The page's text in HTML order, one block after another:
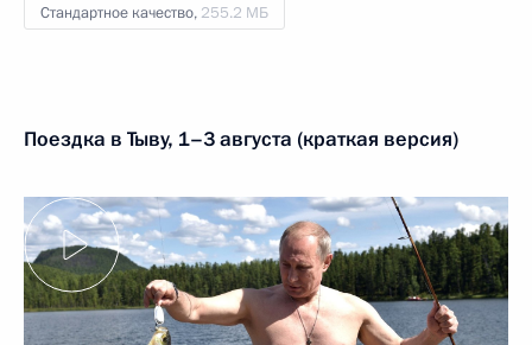
Стандартное качество, 255.2 МБ
Поездка в Тыву, 1–3 августа (краткая версия)